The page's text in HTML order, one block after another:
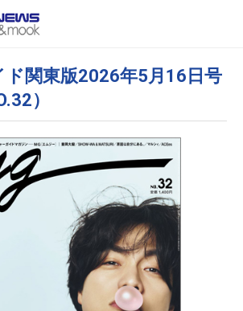
ド関東版2026年5月16日号
）